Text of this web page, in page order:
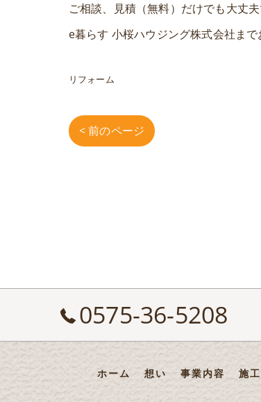
ご相談、見積（無料）だけでも大丈
e暮らす 小桜ハウジング株式会社まで
リフォーム
< 前のページ
0575-36-5208
ホーム 想い 事業内容 施